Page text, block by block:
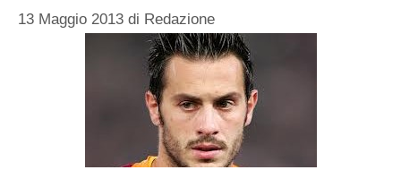
13 Maggio 2013 di Redazione